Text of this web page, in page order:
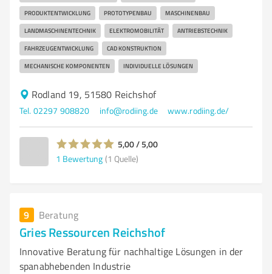
PRODUKTENTWICKLUNG PROTOTYPENBAU MASCHINENBAU
LANDMASCHINENTECHNIK ELEKTROMOBILITÄT ANTRIEBSTECHNIK
FAHRZEUGENTWICKLUNG CAD KONSTRUKTION
MECHANISCHE KOMPONENTEN INDIVIDUELLE LÖSUNGEN
Rodland 19, 51580 Reichshof
Tel. 02297 908820 info@rodiing.de www.rodiing.de/
5,00 / 5,00
1 Bewertung (1 Quelle)
9 Beratung
Gries Ressourcen Reichshof
Innovative Beratung für nachhaltige Lösungen in der
spanabhebenden Industrie